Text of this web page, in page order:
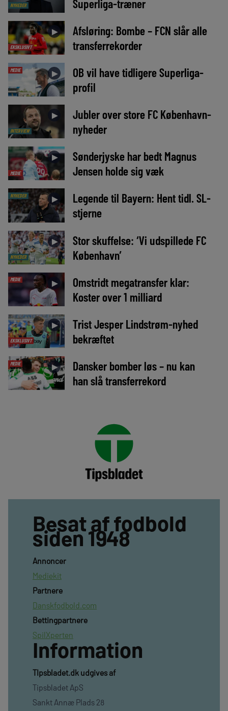
NYHEDER
Superliga-træner
EKSKLUSIVT
►
Afsløring: Bombe – FCN slår alle
transferrekorder
MEDIE ►
OB vil have tidligere Superliga-
profil
INTERVIEW
►
Jubler over store FC København-
nyheder
MEDIE
►
Sønderjyske har bedt Magnus
Jensen holde sig væk
NYHEDER ►
Legende til Bayern: Hent tidl. SL-
stjerne
NYHEDER
►
Stor skuffelse: ‘Vi udspillede FC
København’
MEDIE ►
Omstridt megatransfer klar:
Koster over 1 milliard
EKSKLUSIVT
►
Trist Jesper Lindstrøm-nyhed
bekræftet
MEDIE ►
Dansker bomber løs – nu kan
han slå transferrekord
Besat af fodbold
siden 1948
Annoncer
Mediekit
Partnere
Danskfodbold.com
Bettingpartnere
SpilXperten
Information
TIpsbladet.dk udgives af
Tipsbladet ApS
Sankt Annæ Plads 28